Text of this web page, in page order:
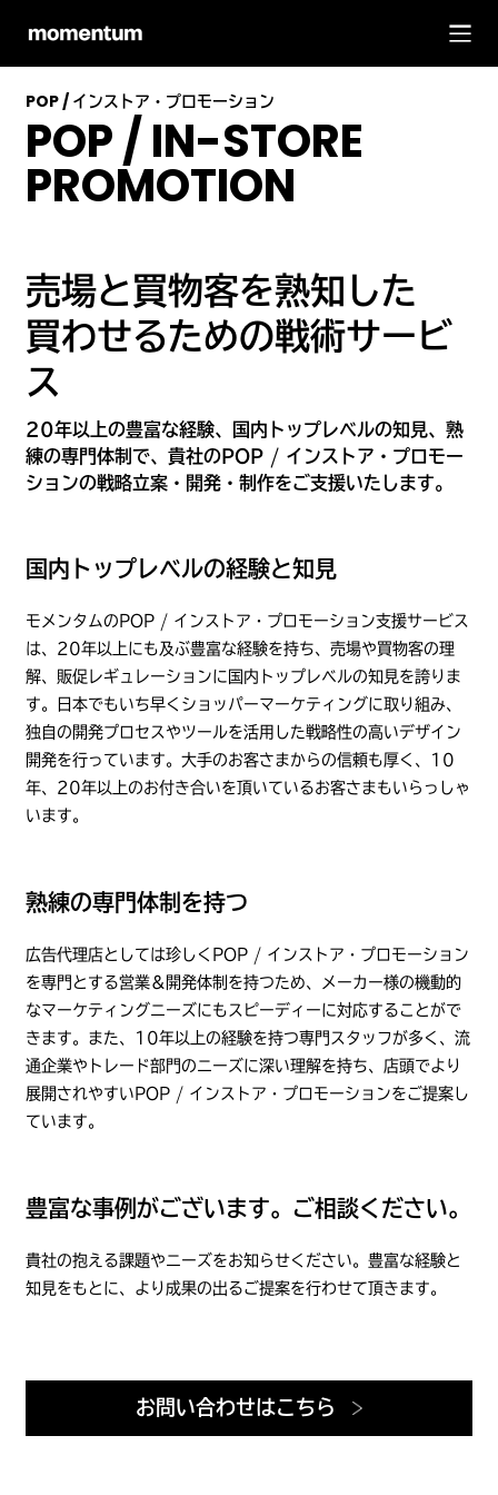
POP / インストア・プロモーション
POP / IN-STORE
PROMOTION
売場と買物客を熟知した
買わせるための戦術サービ
ス
20年以上の豊富な経験、国内トップレベルの知見、熟
練の専門体制で、貴社のPOP / インストア・プロモー
ションの戦略立案・開発・制作をご支援いたします。
国内トップレベルの経験と知見
モメンタムのPOP / インストア・プロモーション支援サービス
は、20年以上にも及ぶ豊富な経験を持ち、売場や買物客の理
解、販促レギュレーションに国内トップレベルの知見を誇りま
す。日本でもいち早くショッパーマーケティングに取り組み、
独自の開発プロセスやツールを活用した戦略性の高いデザイン
開発を行っています。大手のお客さまからの信頼も厚く、10
年、20年以上のお付き合いを頂いているお客さまもいらっしゃ
います。
熟練の専門体制を持つ
広告代理店としては珍しくPOP / インストア・プロモーション
を専門とする営業＆開発体制を持つため、メーカー様の機動的
なマーケティングニーズにもスピーディーに対応することがで
きます。また、10年以上の経験を持つ専門スタッフが多く、流
通企業やトレード部門のニーズに深い理解を持ち、店頭でより
展開されやすいPOP / インストア・プロモーションをご提案し
ています。
豊富な事例がございます。ご相談ください。
貴社の抱える課題やニーズをお知らせください。豊富な経験と
知見をもとに、より成果の出るご提案を行わせて頂きます。
お問い合わせはこちら